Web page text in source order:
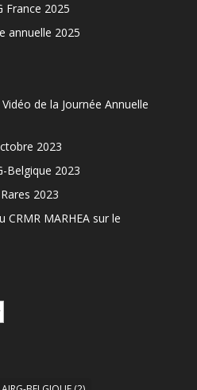
France 2025
annuelle 2025
de la Journée Annuelle
2023
Belgique 2023
2023
CRMR MARHEA sur le